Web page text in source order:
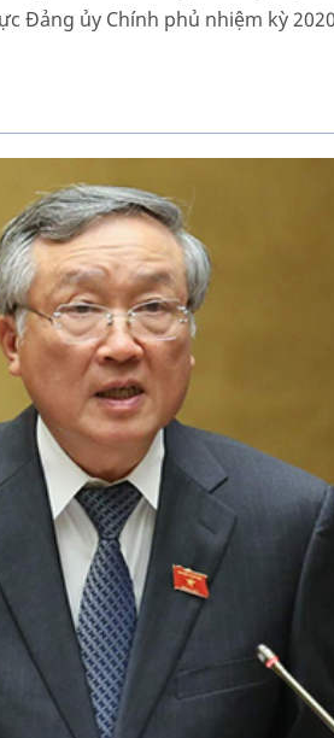
Đảng ủy Chính phủ nhiệm kỳ